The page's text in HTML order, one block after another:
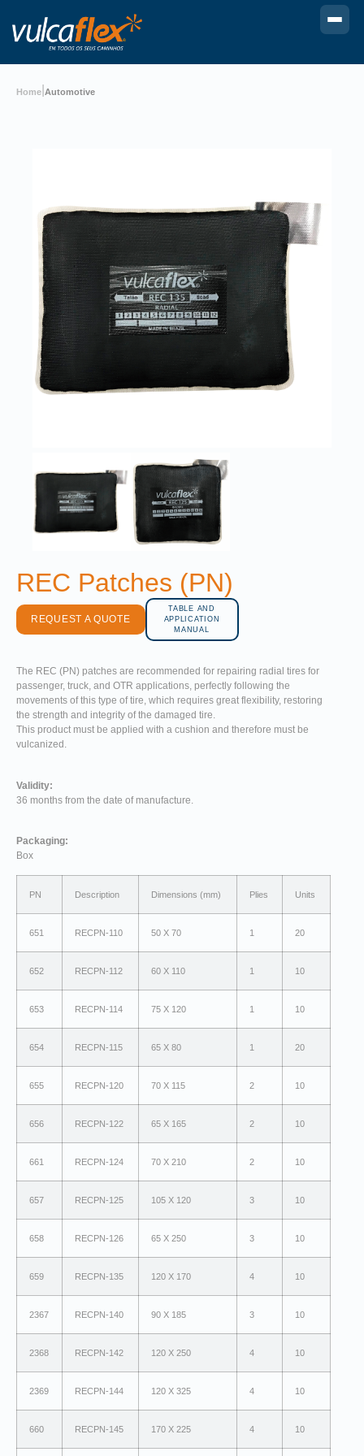
Home Automotive
REC Patches (PN)
REQUEST A QUOTE
TABLE AND
APPLICATION
MANUAL
The REC (PN) patches are recommended for repairing radial tires for
passenger, truck, and OTR applications, perfectly following the
movements of this type of tire, which requires great flexibility, restoring
the strength and integrity of the damaged tire.
This product must be applied with a cushion and therefore must be
vulcanized.
Validity:
36 months from the date of manufacture.
Packaging:
Box
PN Description Dimensions (mm) Plies Units
651 RECPN-110 50 X 70 1 20
652 RECPN-112 60 X 110 1 10
653 RECPN-114 75 X 120 1 10
654 RECPN-115 65 X 80 1 20
655 RECPN-120 70 X 115 2 10
656 RECPN-122 65 X 165 2 10
661 RECPN-124 70 X 210 2 10
657 RECPN-125 105 X 120 3 10
658 RECPN-126 65 X 250 3 10
659 RECPN-135 120 X 170 4 10
2367 RECPN-140 90 X 185 3 10
2368 RECPN-142 120 X 250 4 10
2369 RECPN-144 120 X 325 4 10
660 RECPN-145 170 X 225 4 10